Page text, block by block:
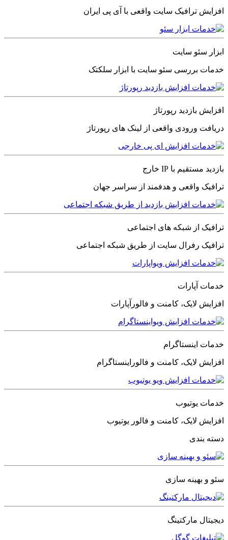
افزایش ترافیک سایت واقعی با آی پی ایران
ابزار سئو سایت
خدمات بررسی سئو سایت با ابزار سلکتک
افزایش بازدید رپورتاژ
دریافت ورودی واقعی از لینک های رپورتاژ
بازدید مستقیم با IP خارج
ترافیک واقعی و هدفمند از سراسر جهان
ترافیک از شبکه های اجتماعی
ترافیک رفرال سایت از طریق شبکه اجتماعی
خدمات آپارات
افزایش لایک، کامنت و فالورآپارات
خدمات اینستاگرام
افزایش لایک، کامنت و فالوراینستاگرام
خدمات یوتیوب
افزایش لایک، کامنت و فالور یوتیوب
دسته بندی
سئو و بهینه سازی
دیجیتال مارکتینگ